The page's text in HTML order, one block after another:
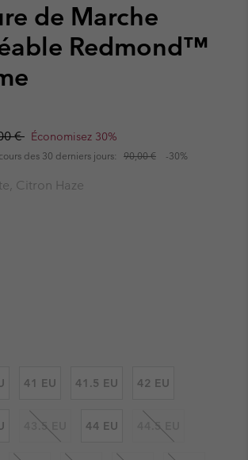
de Marche
Redmond™
price:
€ Économisez 30%
des 30 derniers jours: 90,00 € -30%
Citron Haze
41 EU 41.5 EU 42 EU
43.5 EU 44 EU 44.5 EU